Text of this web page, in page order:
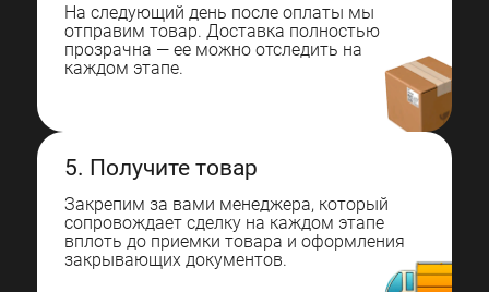
На следующий день после оплаты мы
отправим товар. Доставка полностью
прозрачна — ее можно отследить на
каждом этапе.
5. Получите товар
Закрепим за вами менеджера, который
сопровождает сделку на каждом этапе
вплоть до приемки товара и оформления
закрывающих документов.